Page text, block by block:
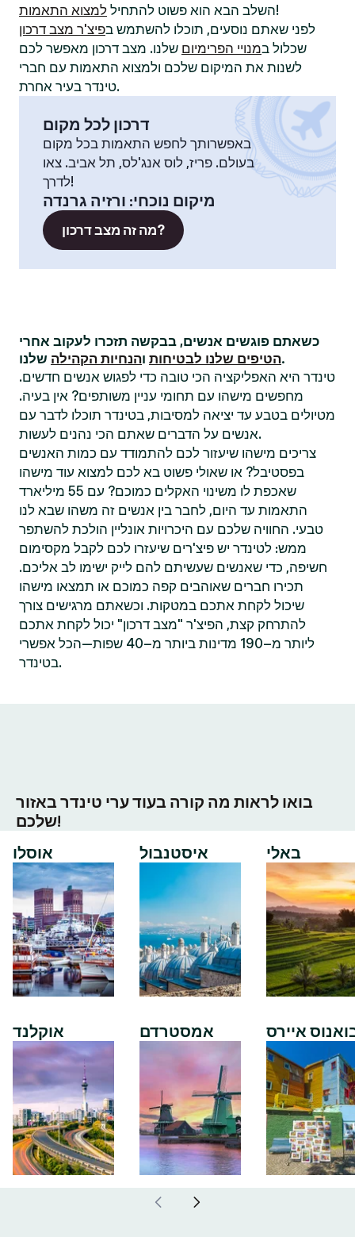
השלב הבא הוא פשוט להתחיל למצוא התאמות
!
לפני שאתם נוסעים, תוכלו להשתמש בפיצ'ר מצב דרכון
שכלול במנויי הפרימיום שלנו. מצב דרכון מאפשר לכם
לשנות את המיקום שלכם ולמצוא התאמות עם חברי
טינדר בעיר אחרת.
דרכון לכל מקום
באפשרותך לחפש התאמות בכל מקום
בעולם. פריז, לוס אנג'לס, תל אביב. צאו
לדרך!
מיקום נוכחי: ורזיה גרנדה
מה זה מצב דרכון?
כשאתם פוגשים אנשים, בבקשה תזכרו לעקוב אחרי
הטיפים שלנו לבטיחות והנחיות הקהילה
שלנו.
טינדר היא האפליקציה הכי טובה כדי לפגוש אנשים חדשים.
מחפשים מישהו עם תחומי עניין משותפים? אין בעיה.
מטיולים בטבע עד יציאה למסיבות, בטינדר תוכלו לדבר עם
אנשים על הדברים שאתם הכי נהנים לעשות.
צריכים מישהו שיעזור לכם להתמודד עם כמות האנשים
בפסטיבל? או שאולי פשוט בא לכם למצוא עוד מישהו
שאכפת לו משינוי האקלים כמוכם? עם 55 מיליארד
התאמות עד היום, לחבר בין אנשים זה משהו שבא לנו
טבעי. החוויה שלכם עם היכרויות אונליין הולכת להשתפר
ממש: לטינדר יש פיצ'רים שיעזרו לכם לקבל מקסימום
חשיפה, כדי שאנשים שעשיתם להם לייק ישימו לב אליכם.
תכירו חברים שאוהבים קפה כמוכם או תמצאו מישהו
שיכול לקחת אתכם במטקות. וכשאתם מרגישים צורך
להתרחק קצת, הפיצ'ר "מצב דרכון" יכול לקחת אתכם
ליותר מ–190 מדינות ביותר מ–40 שפות—הכל אפשרי
בטינדר.
בואו לראות מה קורה בעוד ערי טינדר באזור
שלכם!
אוסלו
אוקלנד
איסטנבול
אמסטרדם
באלי
איירס